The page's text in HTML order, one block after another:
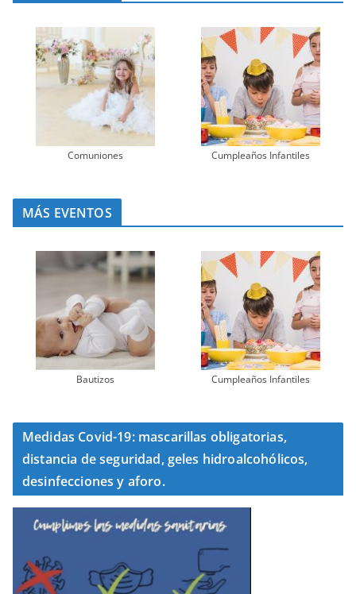
Comuniones Cumpleaños Infantiles
MÁS EVENTOS
Bautizos Cumpleaños Infantiles
Medidas Covid-19: mascarillas obligatorias,
distancia de seguridad, geles hidroalcohólicos,
desinfecciones y aforo.